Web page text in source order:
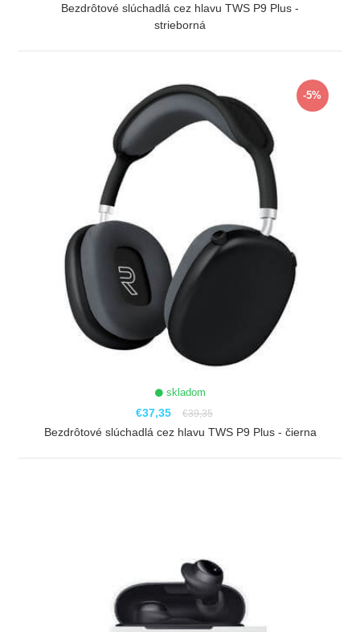
Bezdrôtové slúchadlá cez hlavu TWS P9 Plus -
strieborná
-5%
skladom
€37,35 €39,35
Bezdrôtové slúchadlá cez hlavu TWS P9 Plus - čierna